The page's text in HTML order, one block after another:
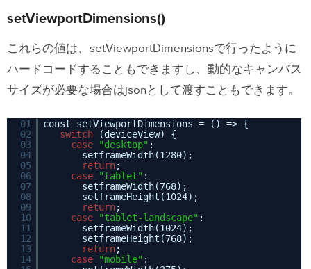
setViewportDimensions()
これらの値は、setViewportDimensionsで行ったように
ハードコードすることもできますし、動的なキャンバス
サイズが必要な場合はjsonとして渡すこともできます。
01
const setViewportDimensions = () => {
02
switch
(deviceView) {
03
case "desktop" :
04
setframeWidth(1280);
05
return;
06
case "tablet" :
07
setframeWidth(768);
08
setframeHeight(1024);
09
return;
10
case "tablet-landscape" :
11
setframeWidth(1024);
12
setframeHeight(768);
13
return;
14
case "mobile" :